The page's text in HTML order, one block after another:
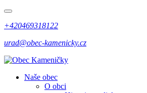
+420469318122
urad@obec-kamenicky.cz
Naše obec
O obci